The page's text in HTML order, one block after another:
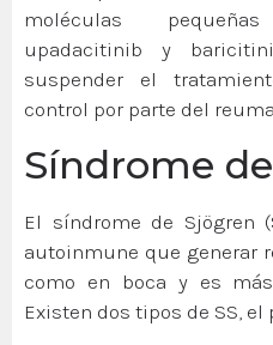
moléculas
upadacitinib y
suspender el
control por parte del
Síndrome
El síndrome de Sjögren
autoinmune que generar
como en boca y es
Existen dos tipos de SS,